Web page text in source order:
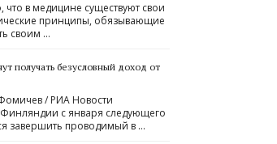
что в медицине существуют свои
принципы, обязывающие
своим …
получать безусловный доход от
/ РИА Новости
Финляндии с января следующего
завершить проводимый в …